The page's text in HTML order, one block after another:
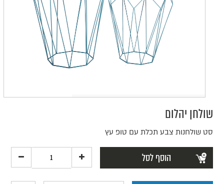
שולחן יהלום
סט שולחנות צבע תכלת עם טופ עץ
הוסף לסל